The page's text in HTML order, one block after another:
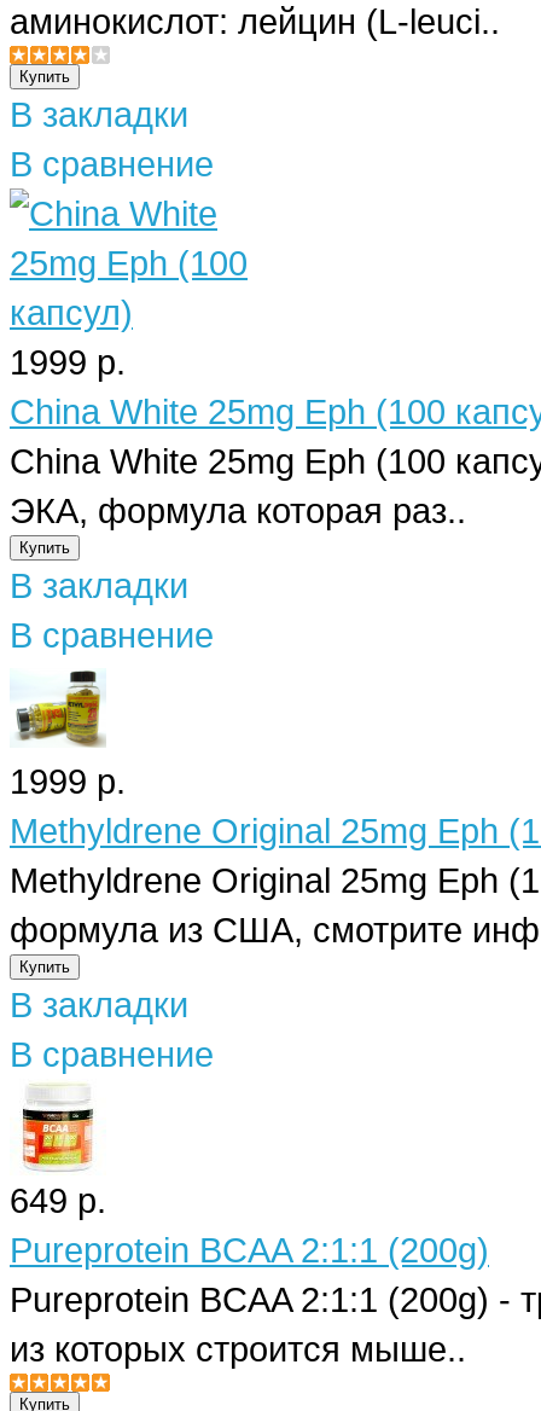
аминокислот: лейцин (L-leuci..
В закладки
В сравнение
1999 р.
China White 25mg Eph (100
China White 25mg Eph (100
ЭКА, формула которая раз..
В закладки
В сравнение
1999 р.
Methyldrene Original 25mg Eph
Methyldrene Original 25mg Eph
формула из США, смотрите
В закладки
В сравнение
649 р.
Pureprotein BCAA 2:1:1 (200g)
Pureprotein BCAA 2:1:1 (200g) -
из которых строится мыше..